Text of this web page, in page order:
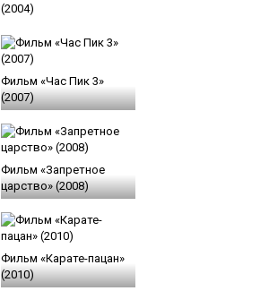
(2004)
Фильм «Час Пик 3»
(2007)
Фильм «Запретное
царство» (2008)
Фильм «Карате-пацан»
(2010)